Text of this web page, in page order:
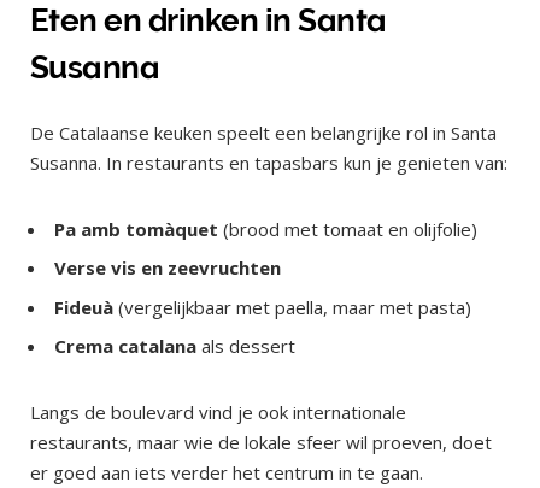
Eten en drinken in Santa
Susanna
De Catalaanse keuken speelt een belangrijke rol in Santa
Susanna. In restaurants en tapasbars kun je genieten van:
Pa amb tomàquet (brood met tomaat en olijfolie)
Verse vis en zeevruchten
Fideuà (vergelijkbaar met paella, maar met pasta)
Crema catalana als dessert
Langs de boulevard vind je ook internationale
restaurants, maar wie de lokale sfeer wil proeven, doet
er goed aan iets verder het centrum in te gaan.